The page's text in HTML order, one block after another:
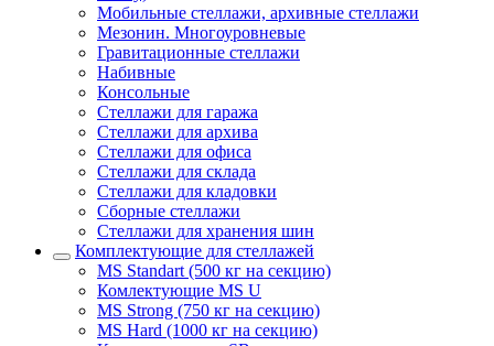
Мобильные стеллажи, архивные стеллажи
Мезонин. Многоуровневые
Гравитационные стеллажи
Набивные
Консольные
Стеллажи для гаража
Стеллажи для архива
Стеллажи для офиса
Стеллажи для склада
Стеллажи для кладовки
Сборные стеллажи
Стеллажи для хранения шин
Комплектующие для стеллажей
MS Standart (500 кг на секцию)
Комлектующие MS U
MS Strong (750 кг на секцию)
MS Hard (1000 кг на секцию)